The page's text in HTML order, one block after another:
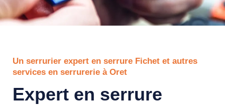
Un serrurier expert en serrure Fichet et autres
services en serrurerie à Oret
Expert en serrure